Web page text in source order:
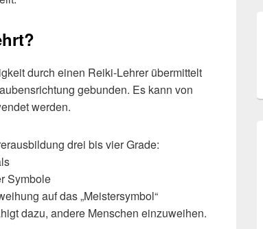
durch einen Reiki-Lehrer übermittelt
gebunden. Es kann von
werden.
drei bis vier Grade:
Symbole
auf das „Meistersymbol“
dazu, andere Menschen einzuweihen.